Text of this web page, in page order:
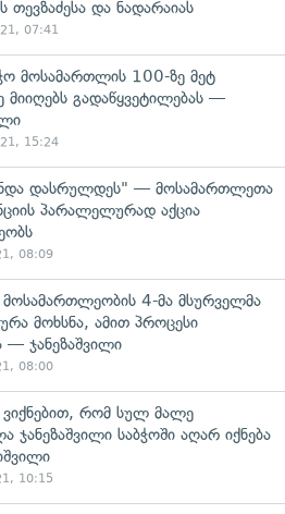
თევზაძესა და ნადარაიას
07:41
მოსამართლის 100-ზე მეტ
მიიღებს გადაწყვეტილებას —
15:24
დასრულდეს" — მოსამართლეთა
პარალელურად აქცია
08:09
მოსამართლეობის 4-მა მსურველმა
მოხსნა, ამით პროცესი
— ჯანეზაშვილი
08:00
ვიქნებით, რომ სულ მალე
ჯანეზაშვილი საბჭოში აღარ იქნება
10:15